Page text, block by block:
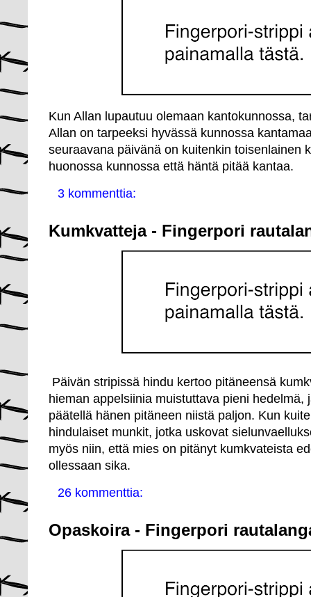
Kun Allan lupautuu olemaan kantokunnossa,
Allan on tarpeeksi hyvässä kunnossa
seuraavana päivänä on kuitenkin toisenlainen
huonossa kunnossa että häntä pitää kantaa.
3 kommenttia:
Kumkvatteja - Fingerpori
Päivän stripissä hindu kertoo pitäneensä
hieman appelsiinia muistuttava pieni hedelmä,
päätellä hänen pitäneen niistä paljon. Kun
hindulaiset munkit, jotka uskovat
myös niin, että mies on pitänyt kumkvateista
ollessaan sika.
26 kommenttia:
Opaskoira - Fingerpori